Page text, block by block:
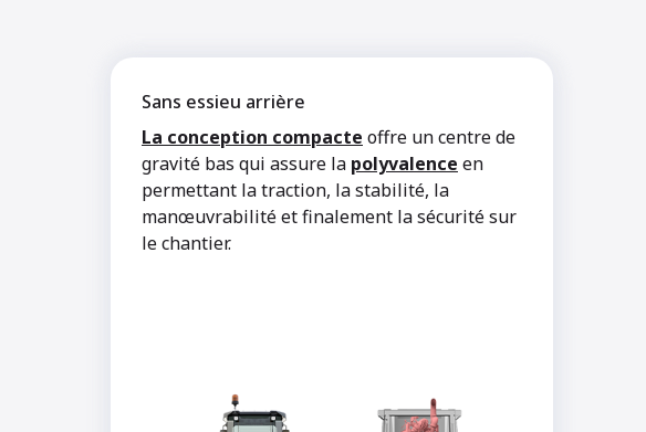
Sans essieu arrière
La conception compacte offre un centre de
gravité bas qui assure la polyvalence en
permettant la traction, la stabilité, la
manœuvrabilité et finalement la sécurité sur
le chantier.